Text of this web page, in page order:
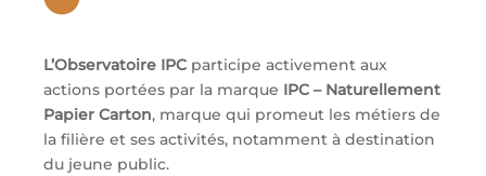
L’Observatoire IPC participe activement aux
actions portées par la marque IPC – Naturellement
Papier Carton, marque qui promeut les métiers de
la filière et ses activités, notamment à destination
du jeune public.